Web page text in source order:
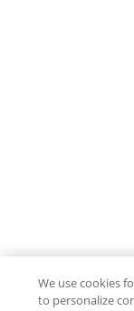
We use cookies
to personalize